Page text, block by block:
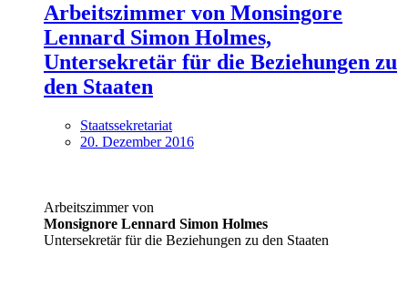
Arbeitszimmer von Monsingore
Lennard Simon Holmes,
Untersekretär für die Beziehungen zu
den Staaten
Staatssekretariat
20. Dezember 2016
Arbeitszimmer von
Monsignore Lennard Simon Holmes
Untersekretär für die Beziehungen zu den Staaten